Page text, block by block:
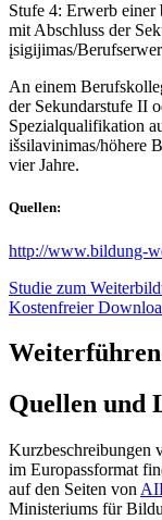
Stufe 4: Erwerb
mit Abschluss der
įsigijimas/
An einem
der Sekundarstufe II
Spezialqualifikation
išsilavinimas/höhere
vier Jahre.
Quellen:
http://www.bildung-
Studie zum
Kostenfreier
Quellen und
Kurzbeschreibungen
im Europassformat
auf den Seiten von
Ministeriums für